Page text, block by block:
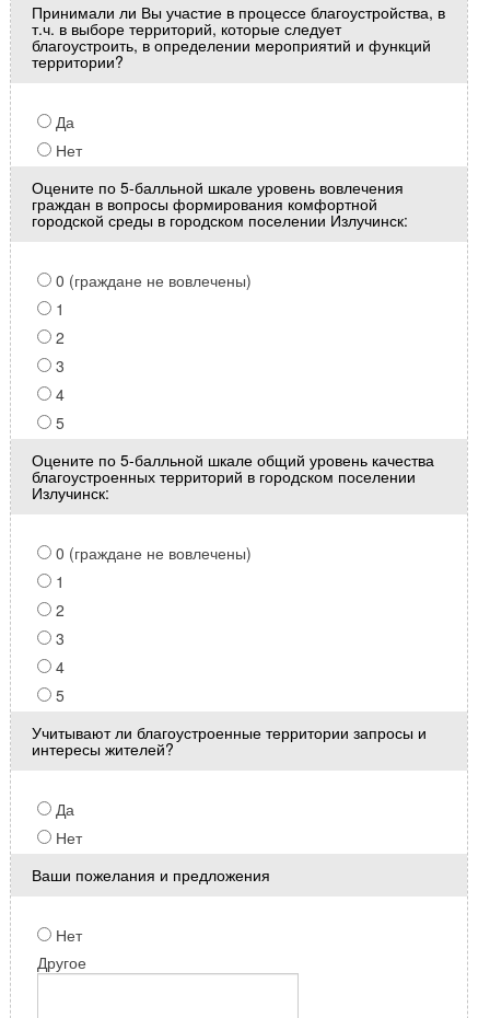
Принимали ли Вы участие в процессе благоустройства, в
т.ч. в выборе территорий, которые следует
благоустроить, в определении мероприятий и функций
территории?
Да
Нет
Оцените по 5-балльной шкале уровень вовлечения
граждан в вопросы формирования комфортной
городской среды в городском поселении Излучинск:
0 (граждане не вовлечены)
1
2
3
4
5
Оцените по 5-балльной шкале общий уровень качества
благоустроенных территорий в городском поселении
Излучинск:
0 (граждане не вовлечены)
1
2
3
4
5
Учитывают ли благоустроенные территории запросы и
интересы жителей?
Да
Нет
Ваши пожелания и предложения
Нет
Другое